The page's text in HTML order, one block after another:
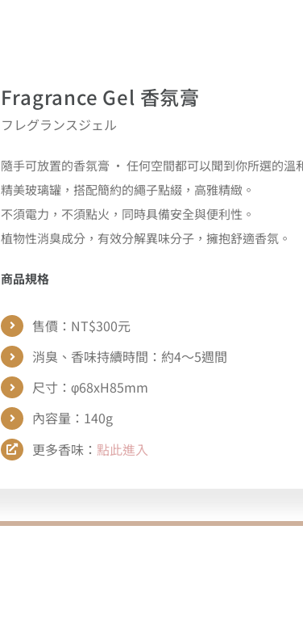
Fragrance Gel 香氛膏
フレグランスジェル
隨手可放置的香氛膏 · 任何空間都可以聞到你所選的溫
精美玻璃罐，搭配簡約的繩子點綴，高雅精緻。
不須電力，不須點火，同時具備安全與便利性。
植物性消臭成分，有效分解異味分子，擁抱舒適香氛。
商品規格
售價：NT$300元
消臭、香味持續時間：約4～5週間
尺寸：φ68xH85mm
內容量：140g
更多香味： 點此進入